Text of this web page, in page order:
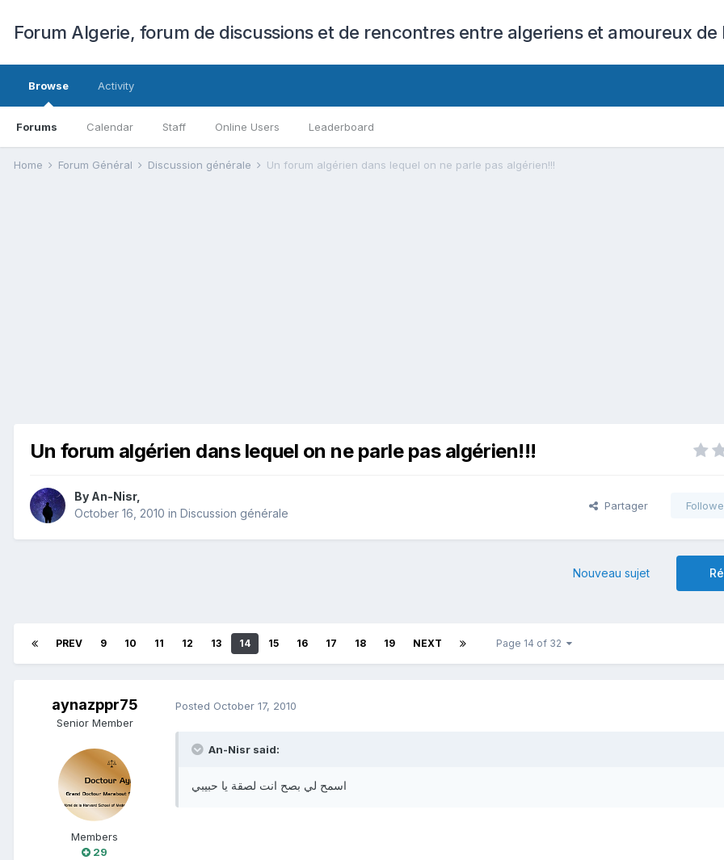
Forum Algerie, forum de discussions et de rencontres entre algeriens et amoureux de
Browse
Forums Calendar Staff Online Users Leaderboard
Activity
Home Forum Général Discussion générale Un forum algérien dans lequel on ne parle pas algérien!!!
Un forum algérien dans lequel on ne parle pas algérien!!!
By An-Nisr,
October 16, 2010 in Discussion générale
Partager
Nouveau sujet
PREV 9 10 11 12 13 14 15 16 17 18 19 NEXT Page 14 of 32
aynazppr75
Senior Member
Members
29
Posted October 17, 2010
An-Nisr said:
اسمح لي بصح انت لصقة يا حبيبي